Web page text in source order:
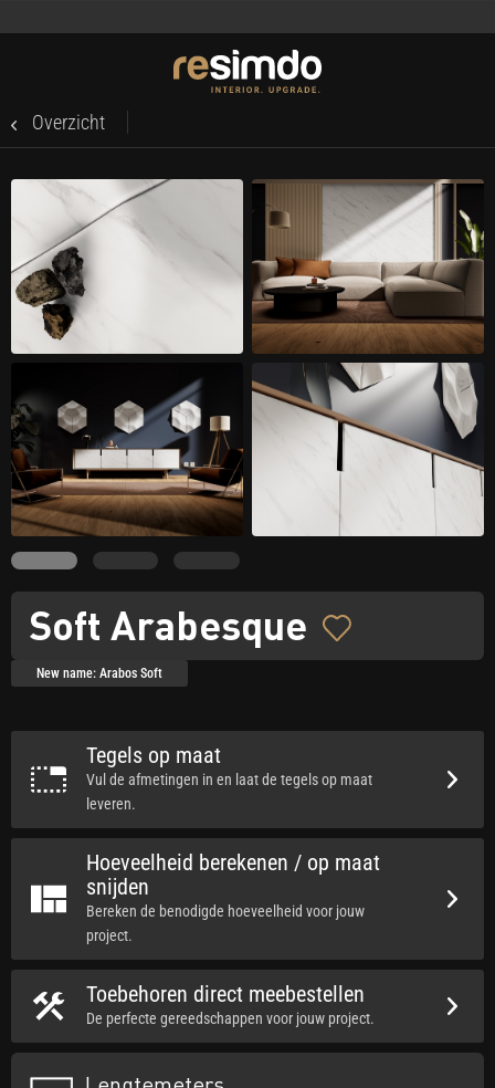
Overzicht
Soft Arabesque
New name: Arabos Soft
Tegels op maat
Vul de afmetingen in en laat de tegels op maat
leveren.
Hoeveelheid berekenen / op maat
snijden
Bereken de benodigde hoeveelheid voor jouw
project.
Toebehoren direct meebestellen
De perfecte gereedschappen voor jouw project.